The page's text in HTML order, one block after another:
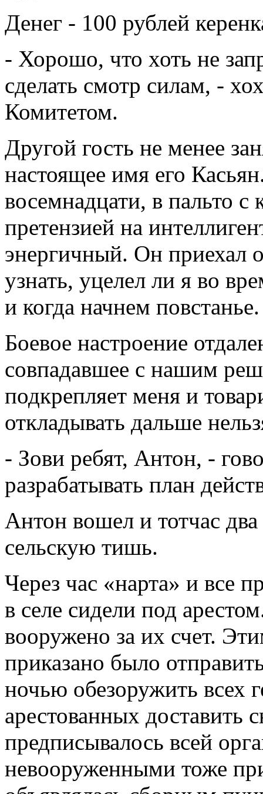
Денег - 100 рублей
- Хорошо, что хоть не
сделать смотр силам, -
Комитетом.
Другой гость не менее
настоящее имя его
восемнадцати, в пальто
претензией на
энергичный. Он приехал
узнать, уцелел ли я во
и когда начнем повстанье.
Боевое настроение
совпадавшее с нашим
подкрепляет меня и
откладывать дальше
- Зови ребят, Антон, -
разрабатывать план
Антон вошел и тотчас
сельскую тишь.
Через час «нарта» и все
в селе сидели под
вооружено за их счет.
приказано было
ночью обезоружить всех
арестованных
предписывалось всей
невооруженными тоже